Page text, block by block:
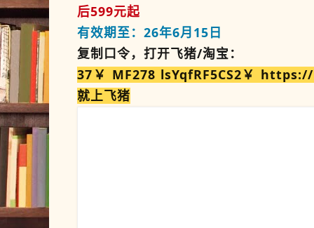
后599元起
有效期至：26年6月15日
复制口令，打开飞猪/淘宝：
37￥ MF278 lsYqfRF5CS2￥
就上飞猪